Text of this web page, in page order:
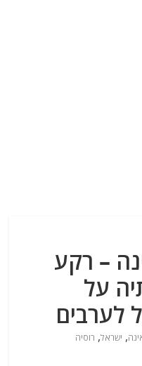
– רקע
על
לערבים
, ישראל, רוסיה